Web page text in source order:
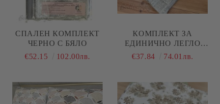
СПАЛЕН КОМПЛЕКТ
ЧЕРНО С БЯЛО
€52.15
102.00лв.
КОМПЛЕКТ ЗА
ЕДИНИЧНО ЛЕГЛО
"МЕНТА МЕЛАНЖ"
€37.84 74.01лв.